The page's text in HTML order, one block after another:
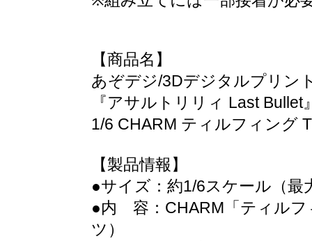
【商品名】
あぞデジ/3Dデジタルプリン
『アサルトリリィ Last Bullet
1/6 CHARM ティルフィング
【製品情報】
●サイズ：約1/6スケール（最
●内 容：CHARM「ティルフ
ツ）